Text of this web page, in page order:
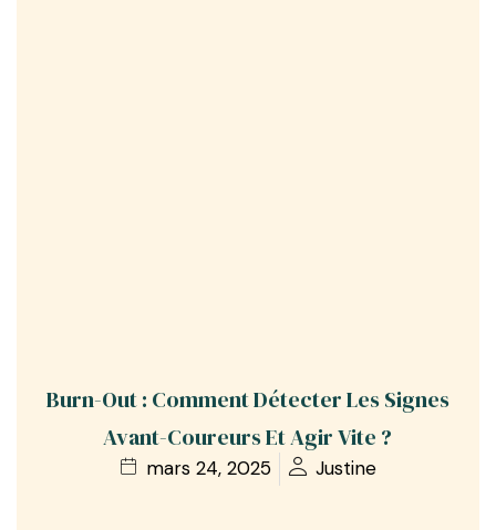
Burn-Out : Comment Détecter Les Signes
Avant-Coureurs Et Agir Vite ?
mars 24, 2025 Justine